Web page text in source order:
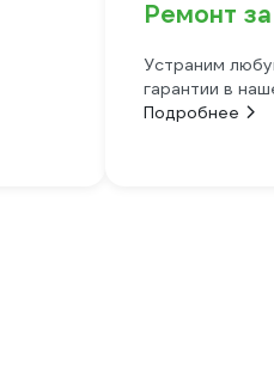
Ремонт
Устраним
гарантии в
Подробнее